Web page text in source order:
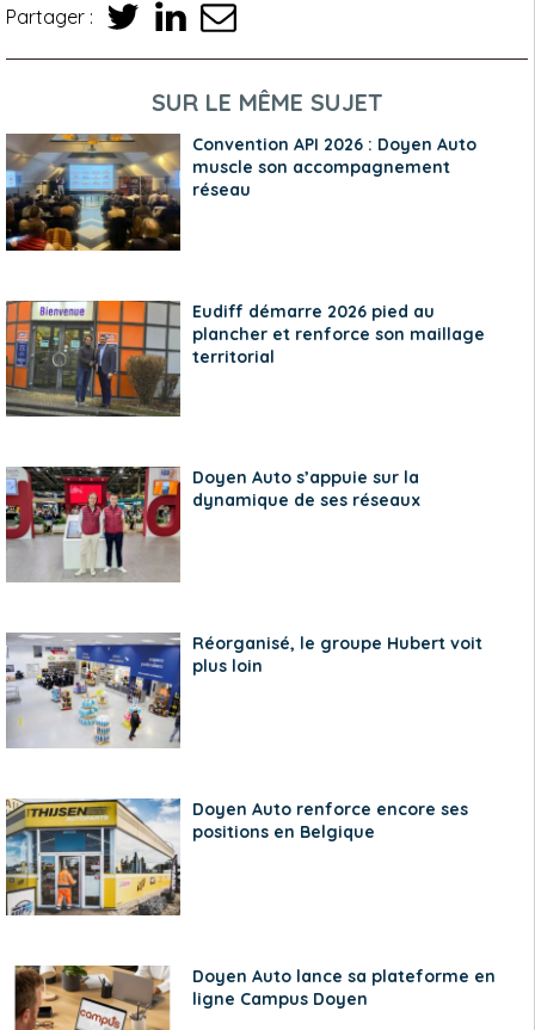
Partager :
SUR LE MÊME SUJET
Convention API 2026 : Doyen Auto
muscle son accompagnement
réseau
Eudiff démarre 2026 pied au
plancher et renforce son maillage
territorial
Doyen Auto s’appuie sur la
dynamique de ses réseaux
Réorganisé, le groupe Hubert voit
plus loin
Doyen Auto renforce encore ses
positions en Belgique
Doyen Auto lance sa plateforme en
ligne Campus Doyen